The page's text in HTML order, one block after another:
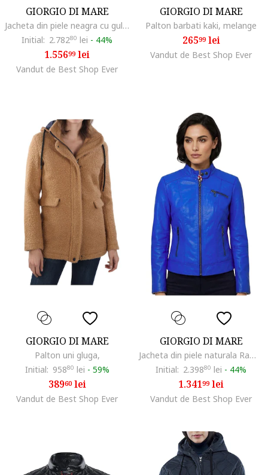
GIORGIO DI MARE
Jacheta din piele neagra cu guler,
Initial: 2.78280 lei - 44%
1.55699lei
Vandut de Best Shop Ever
GIORGIO DI MARE
Palton barbati kaki, melange
26599lei
Vandut de Best Shop Ever
GIORGIO DI MARE
Palton uni gluga,
Initial: 95880 lei - 59%
38960lei
Vandut de Best Shop Ever
GIORGIO DI MARE
Jacheta din piele naturala Ramones,
Initial: 2.39880 lei - 44%
1.34199lei
Vandut de Best Shop Ever